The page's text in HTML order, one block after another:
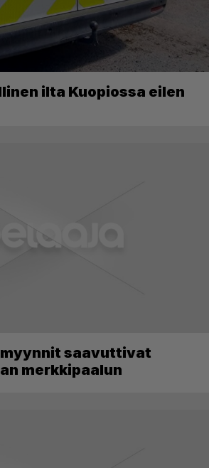
ilta Kuopiossa eilen
saavuttivat
merkkipaalun